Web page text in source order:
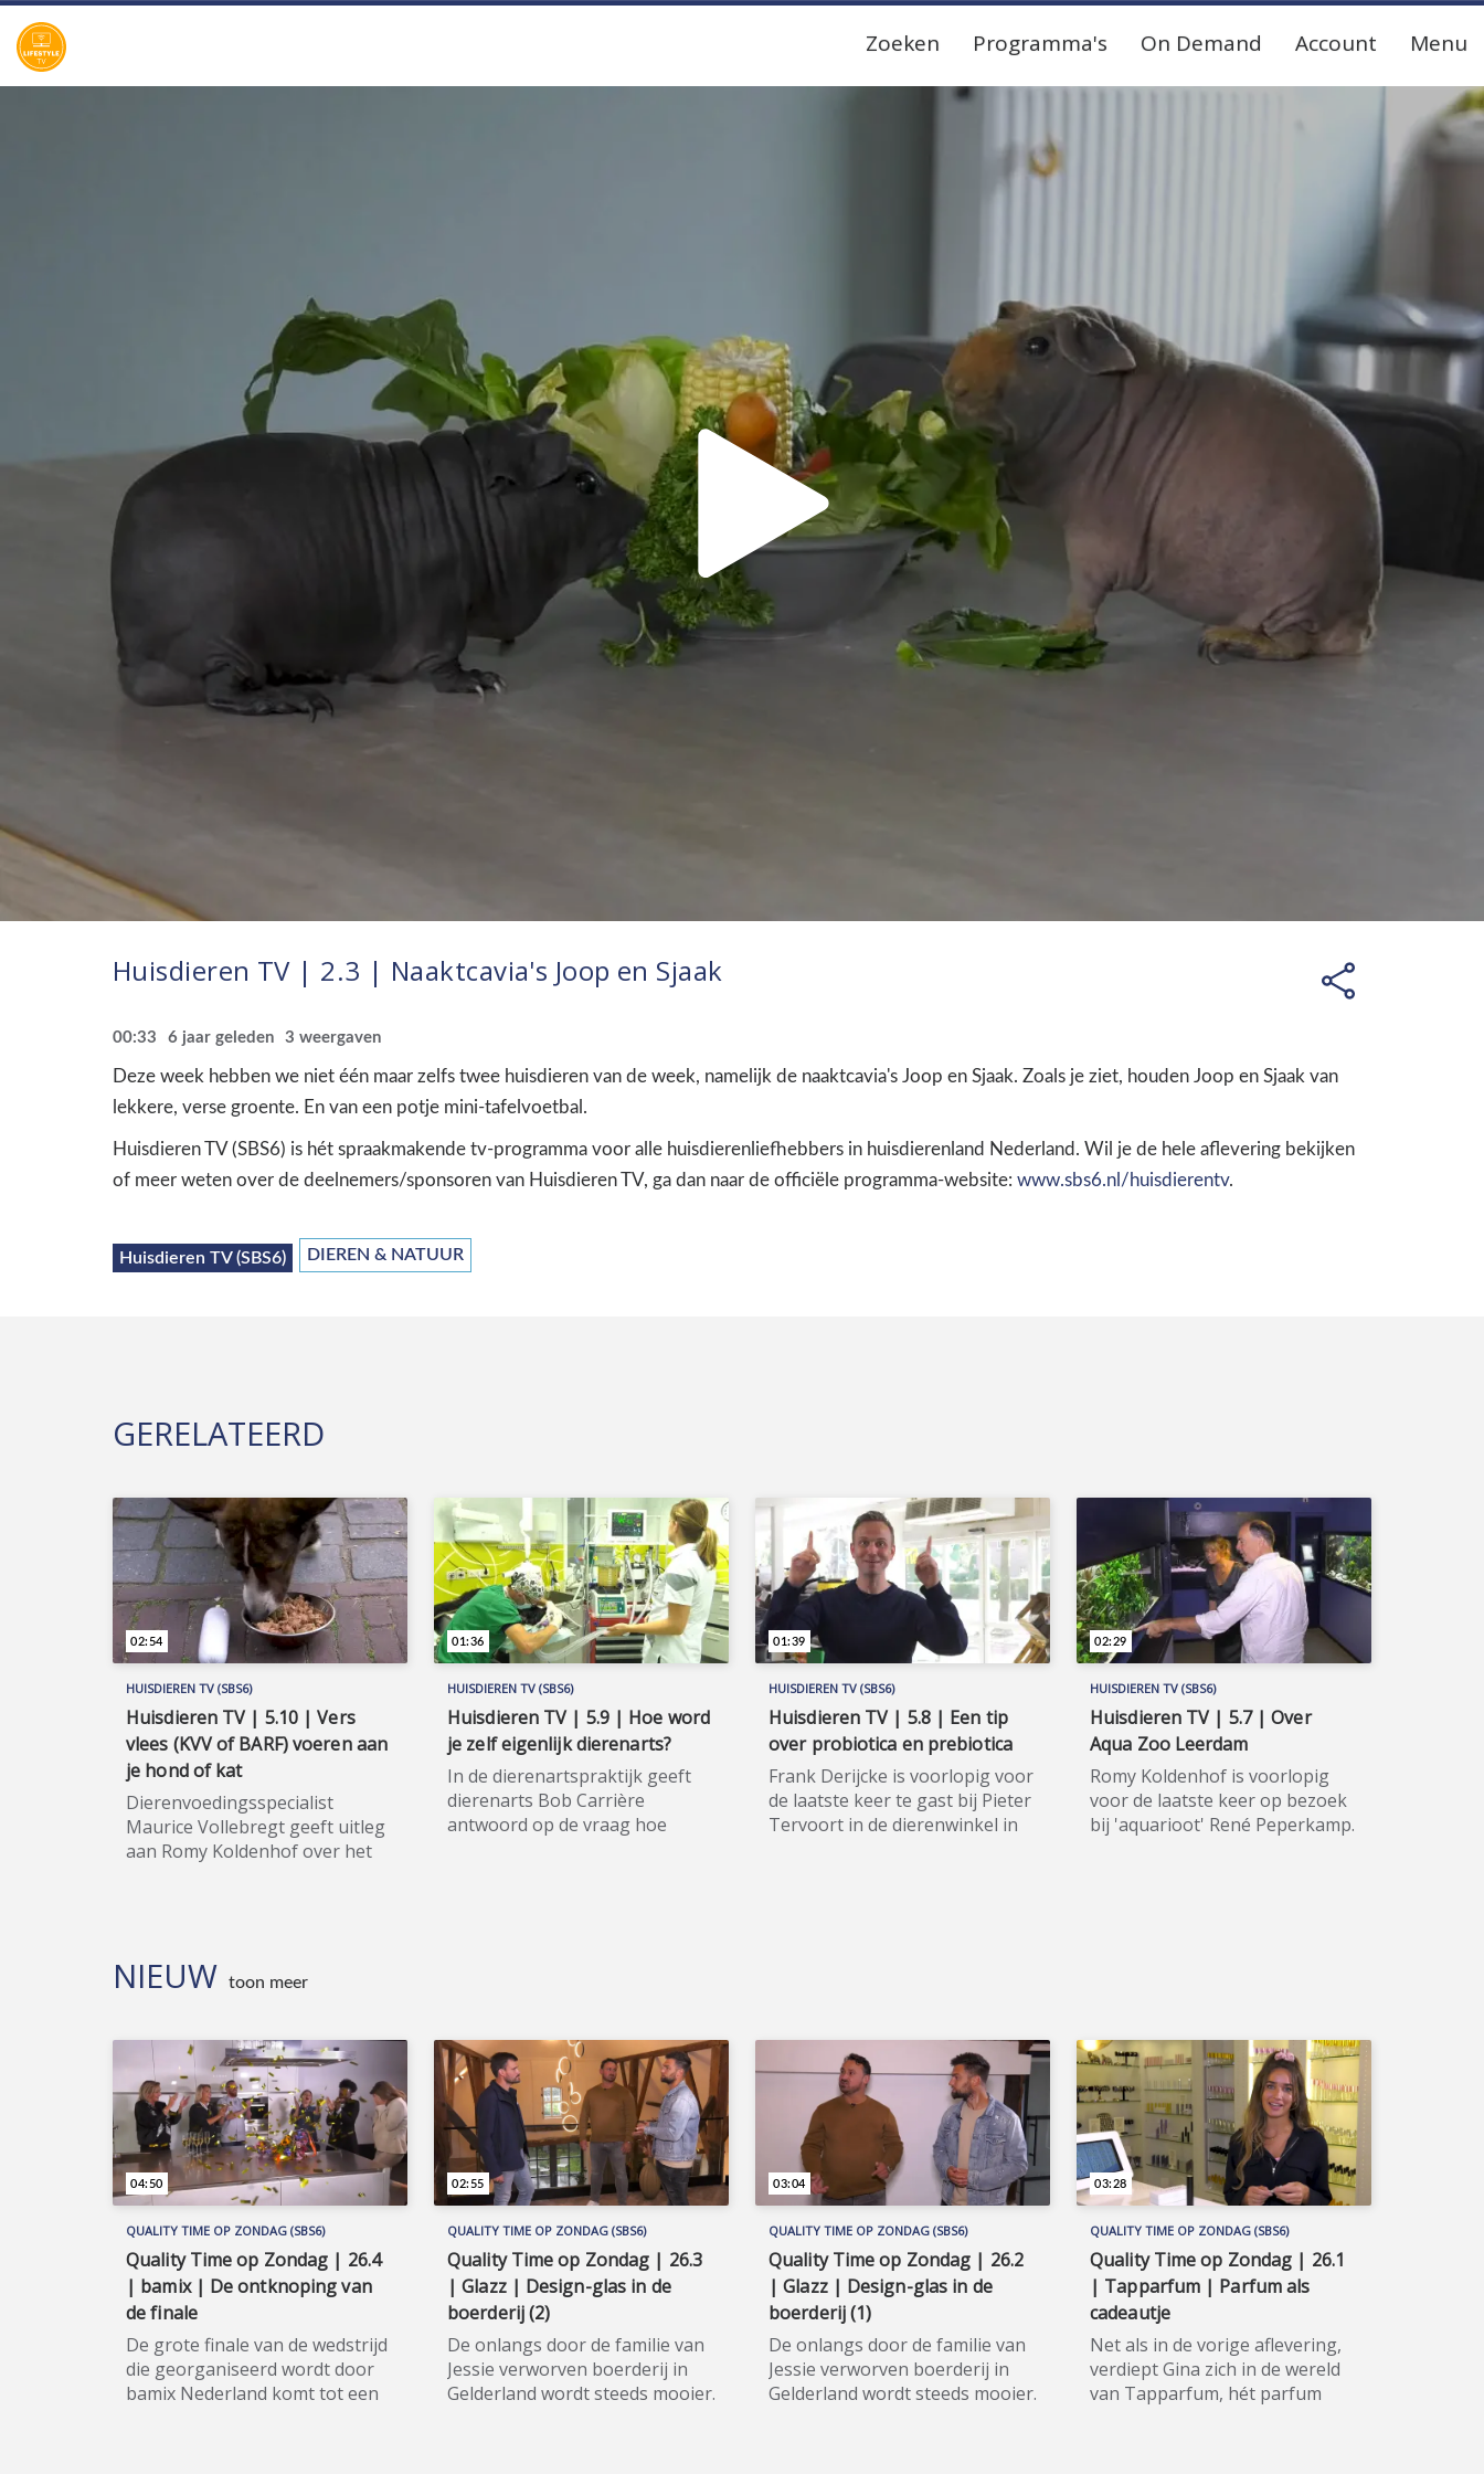
Zoeken Programma's On Demand Account Menu
Huisdieren TV | 2.3 | Naaktcavia's Joop en Sjaak
00:33 6 jaar geleden 3 weergaven
Deze week hebben we niet één maar zelfs twee huisdieren van de week, namelijk de naaktcavia's Joop en Sjaak. Zoals je ziet, houden Joop en Sjaak van
lekkere, verse groente. En van een potje mini-tafelvoetbal.
Huisdieren TV (SBS6) is hét spraakmakende tv-programma voor alle huisdierenliefhebbers in huisdierenland Nederland. Wil je de hele aflevering bekijken
of meer weten over de deelnemers/sponsoren van Huisdieren TV, ga dan naar de officiële programma-website: www.sbs6.nl/huisdierentv.
Huisdieren TV (SBS6) DIEREN & NATUUR
GERELATEERD
HUISDIEREN TV (SBS6)
Huisdieren TV | 5.10 | Vers
vlees (KVV of BARF) voeren aan
je hond of kat
Dierenvoedingsspecialist
Maurice Vollebregt geeft uitleg
aan Romy Koldenhof over het
TV (SBS6) is hét spraakmakende
huisdierenland Nederland. Wil je
de hele aflevering bekijken of
meer weten over de
deelnemers/sponsoren van
Huisdieren TV, ga dan naar de
officiële programma-website:
www.sbs6.nl/huisdierentv.
02:54
HUISDIEREN TV (SBS6)
Huisdieren TV | 5.9 | Hoe word
je zelf eigenlijk dierenarts?
In de dierenartspraktijk geeft
dierenarts Bob Carrière
antwoord op de vraag hoe
in huisdierenland Nederland. Wil
je de hele aflevering bekijken of
meer weten over de
deelnemers/sponsoren van
Huisdieren TV, ga dan naar de
officiële programma-website:
www.sbs6.nl/huisdierentv.
01:36
HUISDIEREN TV (SBS6)
Huisdieren TV | 5.8 | Een tip
over probiotica en prebiotica
Frank Derijcke is voorlopig voor
de laatste keer te gast bij Pieter
Tervoort in de dierenwinkel in
de hele aflevering bekijken of
meer weten over de
deelnemers/sponsoren van
Huisdieren TV, ga dan naar de
officiële programma-website:
www.sbs6.nl/huisdierentv.
01:39
HUISDIEREN TV (SBS6)
Huisdieren TV | 5.7 | Over
Aqua Zoo Leerdam
Romy Koldenhof is voorlopig
voor de laatste keer op bezoek
bij 'aquarioot' René Peperkamp.
de hele aflevering bekijken of
meer weten over de
deelnemers/sponsoren van
Huisdieren TV, ga dan naar de
officiële programma-website:
www.sbs6.nl/huisdierentv.
02:29
NIEUW toon meer
QUALITY TIME OP ZONDAG (SBS6)
Quality Time op Zondag | 26.4
| bamix | De ontknoping van
de finale
De grote finale van de wedstrijd
die georganiseerd wordt door
bamix Nederland komt tot een
04:50
QUALITY TIME OP ZONDAG (SBS6)
Quality Time op Zondag | 26.3
| Glazz | Design-glas in de
boerderij (2)
De onlangs door de familie van
Jessie verworven boerderij in
Gelderland wordt steeds mooier.
02:55
QUALITY TIME OP ZONDAG (SBS6)
Quality Time op Zondag | 26.2
| Glazz | Design-glas in de
boerderij (1)
De onlangs door de familie van
Jessie verworven boerderij in
Gelderland wordt steeds mooier.
03:04
QUALITY TIME OP ZONDAG (SBS6)
Quality Time op Zondag | 26.1
| Tapparfum | Parfum als
cadeautje
Net als in de vorige aflevering,
verdiept Gina zich in de wereld
van Tapparfum, hét parfum
03:28
Zondag is een nieuw, eigentijds
lifestyle-programma, waarin
wekelijks een breed spectrum aan
Beau Nellissen, Romy Koldenhof en
Cemal Hazebroek. Wil je de hele
aflevering bekijken of meer weten
over de deelnemers/sponsoren van
Quality Time op Zondag, ga dan
naar de officiële programma-
www.sbs6.nl/qualitytimeopzondag.